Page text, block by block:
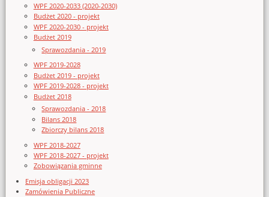
WPF 2020-2033 (2020-2030)
Budżet 2020 - projekt
WPF 2020-2030 - projekt
Budżet 2019
Sprawozdania - 2019
WPF 2019-2028
Budżet 2019 - projekt
WPF 2019-2028 - projekt
Budżet 2018
Sprawozdania - 2018
Bilans 2018
Zbiorczy bilans 2018
WPF 2018-2027
WPF 2018-2027 - projekt
Zobowiązania gminne
Emisja obligacji 2023
Zamówienia Publiczne